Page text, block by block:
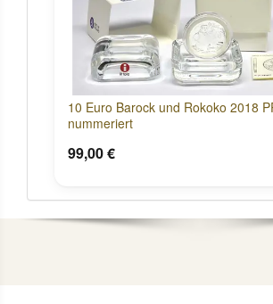
10 Euro Barock und Rokoko 2018
nummeriert
99,00 €